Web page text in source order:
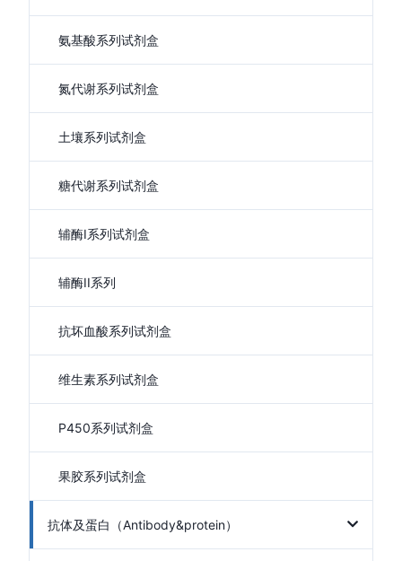
氨基酸系列试剂盒
氮代谢系列试剂盒
土壤系列试剂盒
糖代谢系列试剂盒
辅酶I系列试剂盒
辅酶II系列
抗坏血酸系列试剂盒
维生素系列试剂盒
P450系列试剂盒
果胶系列试剂盒
抗体及蛋白（Antibody&protein）